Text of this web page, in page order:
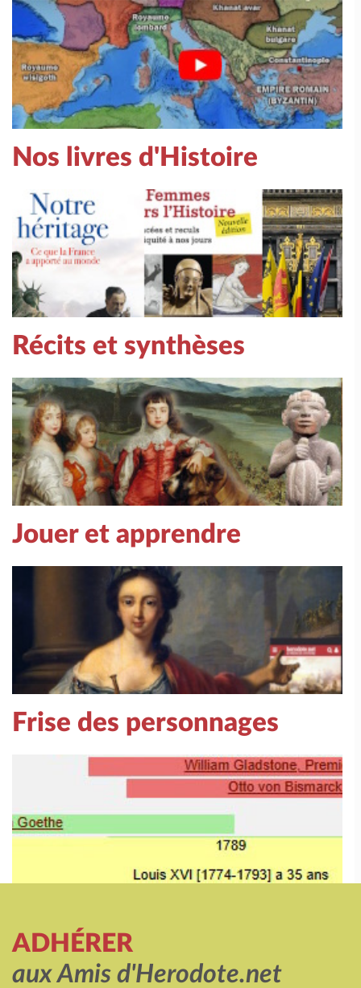
Nos livres d'Histoire
Récits et synthèses
Jouer et apprendre
Frise des personnages
ADHÉRER
aux Amis d'Herodote.net